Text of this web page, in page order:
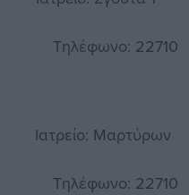
22710
Μαρτύρων
22710